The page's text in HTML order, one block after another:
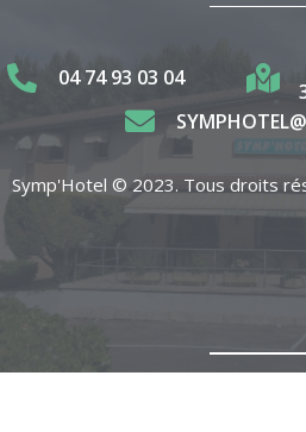
04 74 93 03 04
Symp'Hotel © 2023. Tous droits